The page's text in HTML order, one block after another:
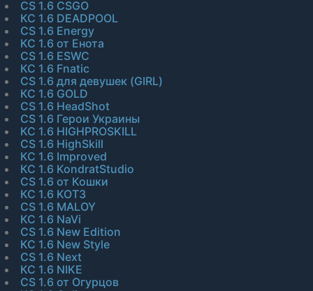
CS 1.6 CSGO
КС 1.6 DEADPOOL
CS 1.6 Energy
КС 1.6 от Енота
CS 1.6 ESWC
КС 1.6 Fnatic
CS 1.6 для девушек (GIRL)
КС 1.6 GOLD
CS 1.6 HeadShot
CS 1.6 Герои Украины
КС 1.6 HIGHPROSKILL
CS 1.6 HighSkill
КС 1.6 Improved
КС 1.6 KondratStudio
CS 1.6 от Кошки
КС 1.6 KOT3
CS 1.6 MALOY
КС 1.6 NaVi
CS 1.6 New Edition
КС 1.6 New Style
CS 1.6 Next
КС 1.6 NIKE
CS 1.6 от Огурцов